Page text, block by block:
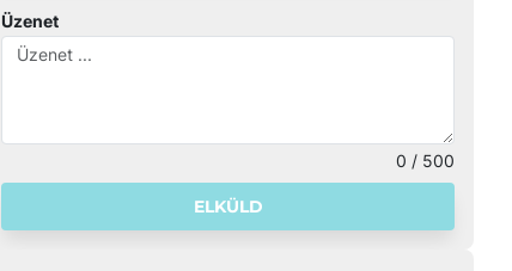
Üzenet
0 / 500
ELKÜLD